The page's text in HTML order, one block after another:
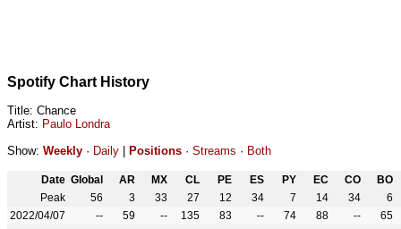
Spotify Chart History
Title: Chance
Artist: Paulo Londra
Show: Weekly · Daily Positions · Streams · Both
Date Global AR MX CL PE ES PY EC CO
BO
Peak
56 3 33 27 12 34 7 14 34
6
2022/04/07
-- 59 -- 135 83 -- 74 88 --
65